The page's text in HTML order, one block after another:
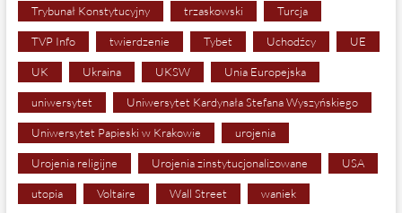
Trybunał Konstytucyjny trzaskowski Turcja
TVP Info twierdzenie Tybet Uchodźcy UE
UK Ukraina UKSW Unia Europejska
uniwersytet Uniwersytet Kardynała Stefana Wyszyńskiego
Uniwersytet Papieski w Krakowie urojenia
Urojenia religijne Urojenia zinstytucjonalizowane USA
utopia Voltaire Wall Street waniek